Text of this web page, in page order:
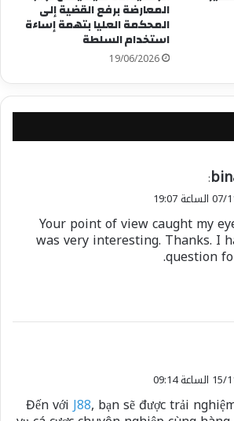
المعارضة برفع القضية إلى
المحكمة العليا بتهمة إساءة
استخدام السلطة
19/06/2026
:
19:07
Your point of view caught my
was very interesting. Thanks. I
question
09:14
Đến vớiJ88, bạn sẽ được trải